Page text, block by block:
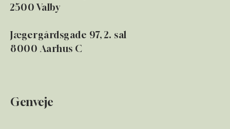
2500 Valby
Jægergårdsgade 97, 2. sal
8000 Aarhus C
Genveje